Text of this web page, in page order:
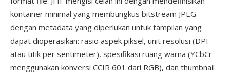
kontainer minimal yang membungkus bitstream JPEG
dengan metadata yang diperlukan untuk tampilan yang
dapat dioperasikan: rasio aspek piksel, unit resolusi (DPI
atau titik per sentimeter), spesifikasi ruang warna (YCbCr
menggunakan konversi CCIR 601 dari RGB), dan thumbnail